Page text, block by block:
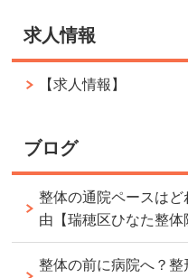
求人情報
【求人情報】
ブログ
整体の通院ペースは
由【瑞穂区ひなた整体
整体の前に病院へ？